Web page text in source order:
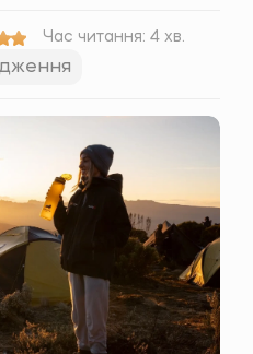
Час читання: 4 хв.